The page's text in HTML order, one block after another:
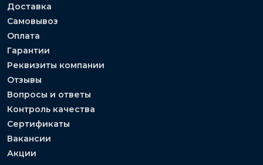
Доставка
Самовывоз
Оплата
Гарантии
Реквизиты компании
Отзывы
Вопросы и ответы
Контроль качества
Сертификаты
Вакансии
Акции